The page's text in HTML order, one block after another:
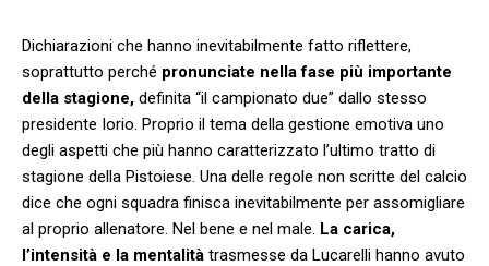
Dichiarazioni che hanno inevitabilmente fatto riflettere,
soprattutto perché pronunciate nella fase più importante
della stagione, definita “il campionato due” dallo stesso
presidente Iorio. Proprio il tema della gestione emotiva uno
degli aspetti che più hanno caratterizzato l’ultimo tratto di
stagione della Pistoiese. Una delle regole non scritte del calcio
dice che ogni squadra finisca inevitabilmente per assomigliare
al proprio allenatore. Nel bene e nel male. La carica,
l’intensità e la mentalità trasmesse da Lucarelli hanno avuto